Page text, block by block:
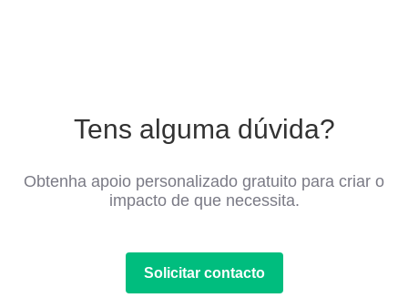
Tens alguma dúvida?
Obtenha apoio personalizado gratuito para criar o
impacto de que necessita.
Solicitar contacto